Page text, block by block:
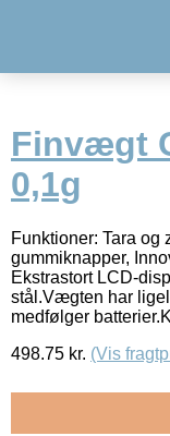
Finvægt
0,1g
Funktioner: Tara og
gummiknapper,
Ekstrastort LCD-
stål.Vægten har
medfølger
498.75 kr. (Vis